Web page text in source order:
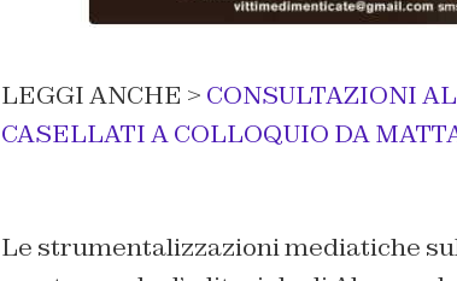
LEGGI ANCHE > CONSULTAZIONI
CASELLATI A COLLOQUIO DA
Le strumentalizzazioni mediatiche